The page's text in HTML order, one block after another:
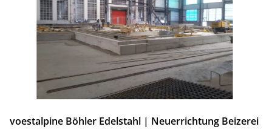
voestalpine Böhler Edelstahl | Neuerrichtung Beizerei